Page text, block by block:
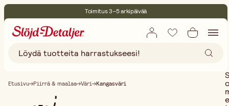
Toimitus 3–5 arkipäivää
Ilmainen toimitus yli 75 € ostoksille
Etusivu Piirrä & maalaa Väri Kangasväri
e